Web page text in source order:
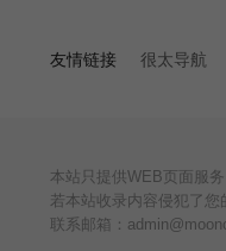
友情链接 很太导航
本站只提供WEB页面服
若本站收录内容侵犯了您
联系邮箱：